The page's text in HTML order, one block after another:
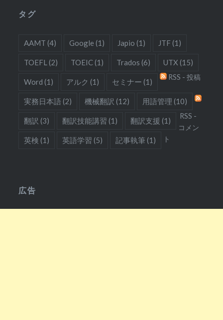
タグ
AAMT (4) Google (1) Japio (1) JTF(1)
TOEFL (2) TOEIC(1) Trados (6) UTX (15)
Word (1) アルク (1) セミナー (1)
実務日本語 (2) 機械翻訳 (12) 用語管理 (10)
翻訳 (3) 翻訳技能講習 (1) 翻訳支援 (1)
英検 (1) 英語学習 (5) 記事執筆(1)
RSS - 投稿
RSS -
コメン
ト
広告